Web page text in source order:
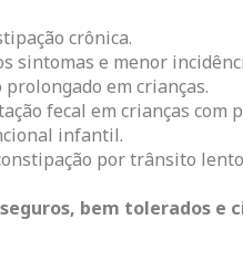
crônica.
sintomas e menor
em crianças.
fecal em crianças com
infantil.
por trânsito
bem tolerados